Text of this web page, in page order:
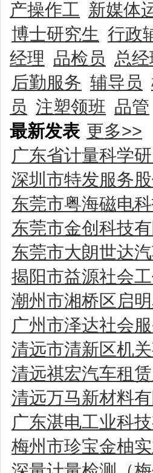
产操作工 新媒体
博士研究生 行政
经理 品检员 总
后勤服务 辅导员
员 注塑领班 品管
最新发表 更多>>
广东省计量科学
深圳市特发服务
东莞市粤海磁电
东莞市金创科技
东莞市大朗世达
揭阳市益源社会
潮州市湘桥区启
广州市泽达社会
清远市清新区机
清远祺宏汽车租
清远万马新材料
广东湛电工业科
梅州市珍宝金柚